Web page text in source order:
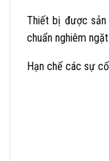
Thiết bị được sản
chuẩn nghiêm
Hạn chế các sự